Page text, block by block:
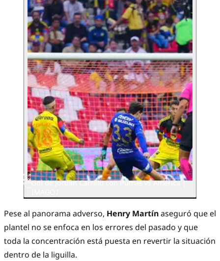
Gol de Jordan Carrillo con Pumas vs América |
Pese al panorama adverso, Henry Martínaseguró que el
plantel no se enfoca en los errores del pasado y que
toda la concentración está puesta en revertir la situación
dentro de la liguilla.